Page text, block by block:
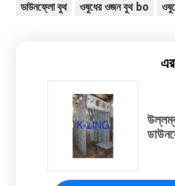
ডাউনফ্লো বুথ ওষুধের ওজন বুথ bo